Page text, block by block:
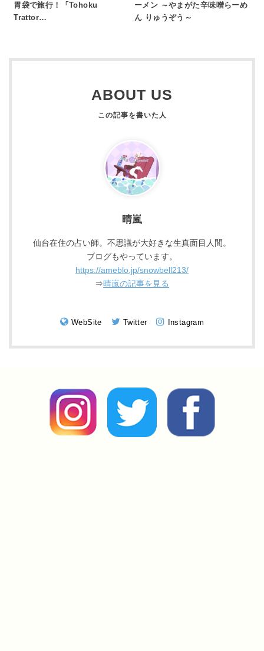
胃袋で旅行！「Tohoku
Trattor…
ーメン ～やまがた辛味噌らーめ
ん りゅうぞう～
ABOUT US
晴嵐
仙台在住の占い師。不思議が大好きな生真面目人間。
ブログもやっています。
https://ameblo.jp/snowbell213/
⇒晴嵐の記事を見る
WebSite Twitter Instagram